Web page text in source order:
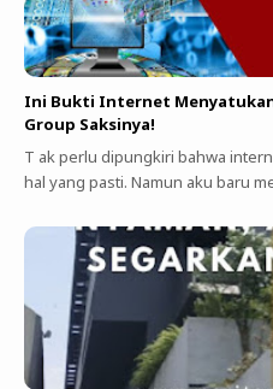
Ini Bukti Internet
Group Saksinya!
T ak perlu dipungkiri bahwa
hal yang pasti. Namun aku baru